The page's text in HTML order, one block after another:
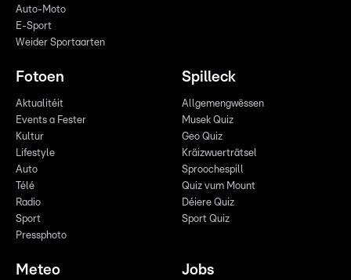
Auto-Moto
E-Sport
Weider Sportaarten
Fotoen
Aktualitéit
Events a Fester
Kultur
Lifestyle
Auto
Télé
Radio
Sport
Pressphoto
Spilleck
Allgemengwëssen
Musek Quiz
Geo Quiz
Kräizwuerträtsel
Sproochespill
Quiz vum Mount
Déiere Quiz
Sport Quiz
Meteo Jobs